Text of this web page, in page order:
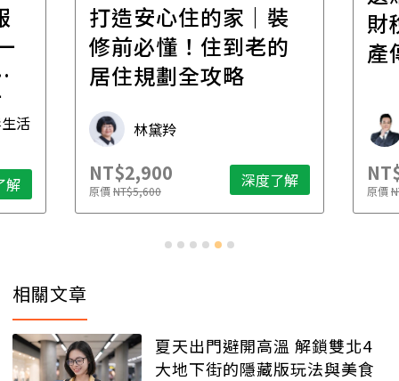
活
解
打造安心住的家｜裝
修前必懂！住到老的
居住規劃全攻略
林黛羚
NT$2,900
原價NT$5,600 深度了解
財
產
原價
相關文章
夏天出門避開高溫 解鎖雙北4
大地下街的隱藏版玩法與美食